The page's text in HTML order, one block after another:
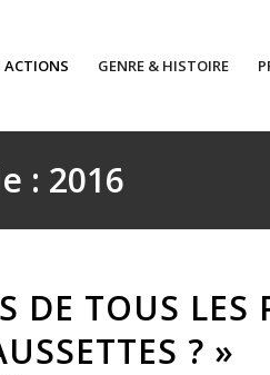
ACTIONS GENRE & HISTOIRE
: 2016
DE TOUS LES
? »